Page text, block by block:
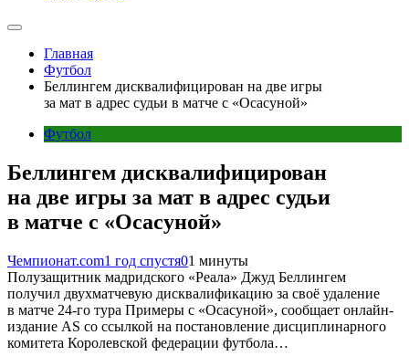
Главная
Футбол
Беллингем дисквалифицирован на две игры
за мат в адрес судьи в матче с «Осасуной»
Футбол
Беллингем дисквалифицирован
на две игры за мат в адрес судьи
в матче с «Осасуной»
Чемпионат.com1 год спустя01 минуты
Полузащитник мадридского «Реала» Джуд Беллингем
получил двухматчевую дисквалификацию за своё удаление
в матче 24-го тура Примеры с «Осасуной», сообщает онлайн-
издание AS со ссылкой на постановление дисциплинарного
комитета Королевской федерации футбола…